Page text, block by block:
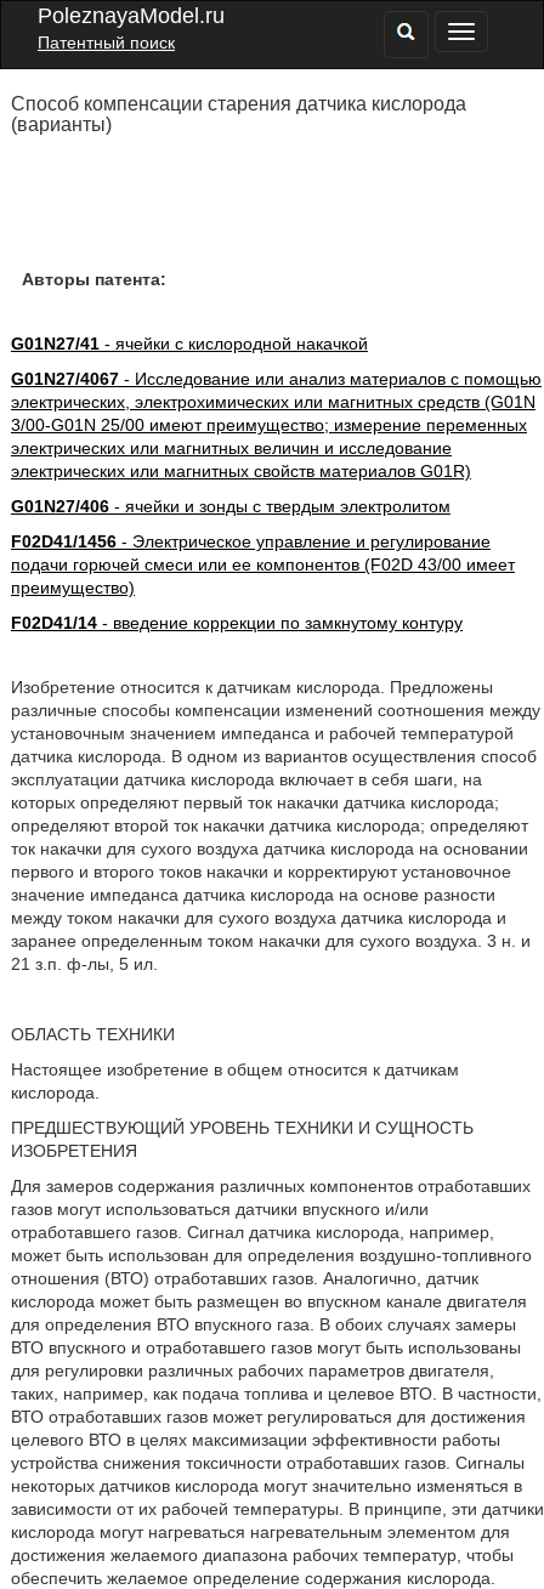
PoleznayaModel.ru
Патентный поиск
Способ компенсации старения датчика кислорода
(варианты)
Авторы патента:
G01N27/41- ячейки с кислородной накачкой
G01N27/4067- Исследование или анализ материалов с помощью
электрических, электрохимических или магнитных средств (G01N
3/00-G01N 25/00 имеют преимущество; измерение переменных
электрических или магнитных величин и исследование
электрических или магнитных свойств материалов G01R)
G01N27/406- ячейки и зонды с твердым электролитом
F02D41/1456- Электрическое управление и регулирование
подачи горючей смеси или ее компонентов (F02D 43/00 имеет
преимущество)
F02D41/14- введение коррекции по замкнутому контуру
Изобретение относится к датчикам кислорода. Предложены
различные способы компенсации изменений соотношения между
установочным значением импеданса и рабочей температурой
датчика кислорода. В одном из вариантов осуществления способ
эксплуатации датчика кислорода включает в себя шаги, на
которых определяют первый ток накачки датчика кислорода;
определяют второй ток накачки датчика кислорода; определяют
ток накачки для сухого воздуха датчика кислорода на основании
первого и второго токов накачки и корректируют установочное
значение импеданса датчика кислорода на основе разности
между током накачки для сухого воздуха датчика кислорода и
заранее определенным током накачки для сухого воздуха. 3 н. и
21 з.п. ф-лы, 5 ил.
ОБЛАСТЬ ТЕХНИКИ
Настоящее изобретение в общем относится к датчикам
кислорода.
ПРЕДШЕСТВУЮЩИЙ УРОВЕНЬ ТЕХНИКИ И СУЩНОСТЬ
ИЗОБРЕТЕНИЯ
Для замеров содержания различных компонентов отработавших
газов могут использоваться датчики впускного и/или
отработавшего газов. Сигнал датчика кислорода, например,
может быть использован для определения воздушно-топливного
отношения (ВТО) отработавших газов. Аналогично, датчик
кислорода может быть размещен во впускном канале двигателя
для определения ВТО впускного газа. В обоих случаях замеры
ВТО впускного и отработавшего газов могут быть использованы
для регулировки различных рабочих параметров двигателя,
таких, например, как подача топлива и целевое ВТО. В частности,
ВТО отработавших газов может регулироваться для достижения
целевого ВТО в целях максимизации эффективности работы
устройства снижения токсичности отработавших газов. Сигналы
некоторых датчиков кислорода могут значительно изменяться в
зависимости от их рабочей температуры. В принципе, эти датчики
кислорода могут нагреваться нагревательным элементом для
достижения желаемого диапазона рабочих температур, чтобы
обеспечить желаемое определение содержания кислорода.